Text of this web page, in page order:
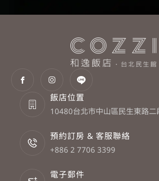
飯店位置
10480台北市中山區民生東路
預約訂房 & 客服聯絡
+886 2 7706 3399
電子郵件